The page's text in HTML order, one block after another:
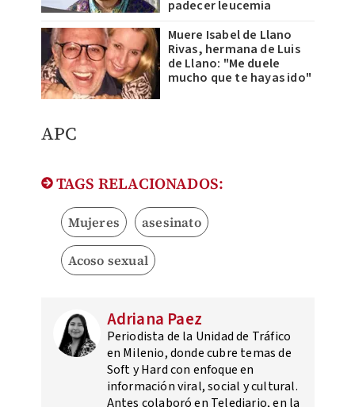
padecer leucemia
Muere Isabel de Llano
Rivas, hermana de Luis
de Llano: "Me duele
mucho que te hayas ido"
APC
TAGS RELACIONADOS:
Mujeres asesinato
Acoso sexual
Adriana Paez
Periodista de la Unidad de Tráfico
en Milenio, donde cubre temas de
Soft y Hard con enfoque en
información viral, social y cultural.
Antes colaboró en Telediario, en la